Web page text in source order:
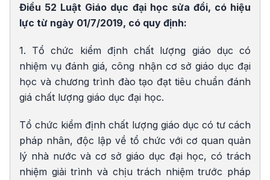
Điều 52 Luật Giáo dục đại học sửa đổi, có hiệu
lực từ ngày 01/7/2019, có quy định:
1. Tổ chức kiểm định chất lượng giáo dục có
nhiệm vụ đánh giá, công nhận cơ sở giáo dục đại
học và chương trình đào tạo đạt tiêu chuẩn đánh
giá chất lượng giáo dục đại học.
Tổ chức kiểm định chất lượng giáo dục có tư cách
pháp nhân, độc lập về tổ chức với cơ quan quản
lý nhà nước và cơ sở giáo dục đại học, có trách
nhiệm giải trình và chịu trách nhiệm trước pháp